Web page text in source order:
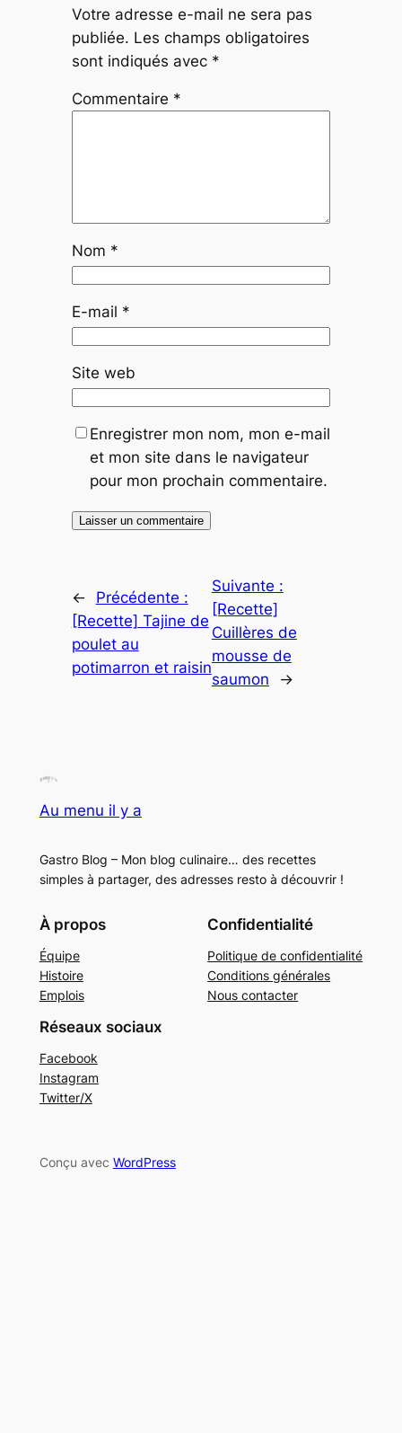
Votre adresse e-mail ne sera pas
publiée. Les champs obligatoires
sont indiqués avec *
Commentaire *
Nom *
E-mail *
Site web
Enregistrer mon nom, mon e-mail
et mon site dans le navigateur
pour mon prochain commentaire.
←
Précédente :
[Recette] Tajine de
poulet au
potimarron et raisin
Suivante :
[Recette]
Cuillères de
mousse de
saumon
→
Au menu il y a
Gastro Blog – Mon blog culinaire… des recettes
simples à partager, des adresses resto à découvrir !
À propos
Équipe
Histoire
Emplois
Confidentialité
Politique de confidentialité
Conditions générales
Nous contacter
Réseaux sociaux
Facebook
Instagram
Twitter/X
Conçu avec WordPress